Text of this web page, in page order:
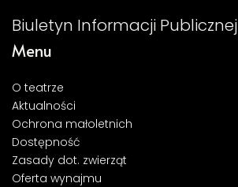
Biuletyn Informacji Publicznej
Menu
O teatrze
Aktualności
Ochrona małoletnich
Dostępność
Zasady dot. zwierząt
Oferta wynajmu